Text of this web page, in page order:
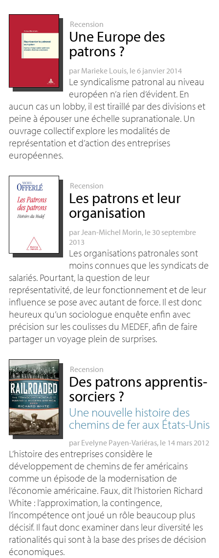
Recension
Une Europe des
patrons ?
par Marieke Louis, le 6 janvier 2014
Le syndicalisme patronal au niveau
européen n’a rien d’évident. En
aucun cas un lobby, il est tiraillé par des divisions et
peine à épouser une échelle supranationale. Un
ouvrage collectif explore les modalités de
représentation et d’action des entreprises
européennes.
Recension
Les patrons et leur
organisation
par Jean-Michel Morin, le 30 septembre
2013
Les organisations patronales sont
moins connues que les syndicats de
salariés. Pourtant, la question de leur
représentativité, de leur fonctionnement et de leur
influence se pose avec autant de force. Il est donc
heureux qu’un sociologue enquête enfin avec
précision sur les coulisses du MEDEF, afin de faire
partager un voyage plein de surprises.
Recension
Des patrons apprentis-
sorciers ?
Une nouvelle histoire des
chemins de fer aux États-Unis
par Evelyne Payen-Variéras, le 14 mars 2012
L’histoire des entreprises considère le
développement de chemins de fer américains
comme un épisode de la modernisation de
l’économie américaine. Faux, dit l’historien Richard
White : l’approximation, la contingence,
l’incompétence ont joué un rôle beaucoup plus
décisif. Il faut donc examiner dans leur diversité les
rationalités qui sont à la base des prises de décision
économiques.